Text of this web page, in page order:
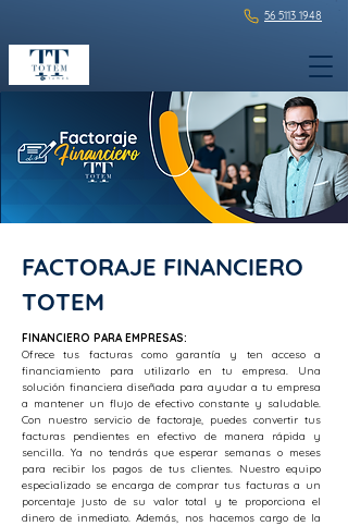
56 5113 1948
FACTORAJE FINANCIERO
TOTEM
FINANCIERO PARA EMPRESAS:
Ofrece tus facturas como garantía y ten acceso a
financiamiento para utilizarlo en tu empresa. Una
solución financiera diseñada para ayudar a tu empresa
a mantener un flujo de efectivo constante y saludable.
Con nuestro servicio de factoraje, puedes convertir tus
facturas pendientes en efectivo de manera rápida y
sencilla. Ya no tendrás que esperar semanas o meses
para recibir los pagos de tus clientes. Nuestro equipo
especializado se encarga de comprar tus facturas a un
porcentaje justo de su valor total y te proporciona el
dinero de inmediato. Además, nos hacemos cargo de la